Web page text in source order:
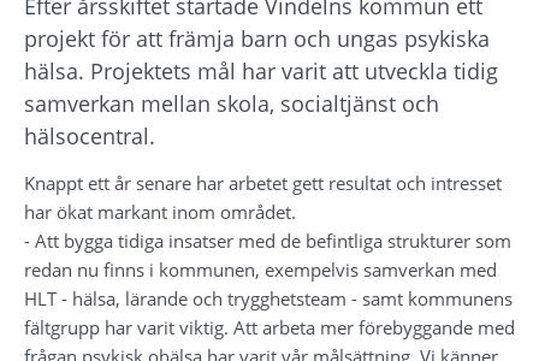
Efter årsskiftet startade Vindelns kommun ett
projekt för att främja barn och ungas psykiska
hälsa. Projektets mål har varit att utveckla tidig
samverkan mellan skola, socialtjänst och
hälsocentral.
Knappt ett år senare har arbetet gett resultat och intresset
har ökat markant inom området.
- Att bygga tidiga insatser med de befintliga strukturer som
redan nu finns i kommunen, exempelvis samverkan med
HLT - hälsa, lärande och trygghetsteam - samt kommunens
fältgrupp har varit viktig. Att arbeta mer förebyggande med
frågan psykisk ohälsa har varit vår målsättning. Vi känner